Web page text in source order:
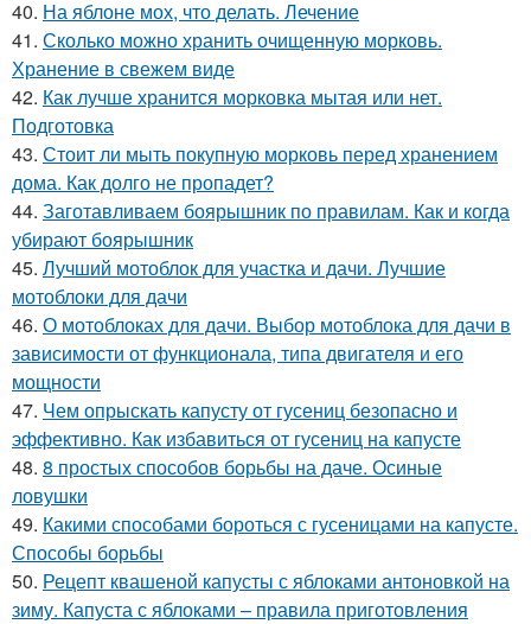
40. На яблоне мох, что делать. Лечение
41. Сколько можно хранить очищенную морковь.
Хранение в свежем виде
42. Как лучше хранится морковка мытая или нет.
Подготовка
43. Стоит ли мыть покупную морковь перед хранением
дома. Как долго не пропадет?
44. Заготавливаем боярышник по правилам. Как и когда
убирают боярышник
45. Лучший мотоблок для участка и дачи. Лучшие
мотоблоки для дачи
46. О мотоблоках для дачи. Выбор мотоблока для дачи в
зависимости от функционала, типа двигателя и его
мощности
47. Чем опрыскать капусту от гусениц безопасно и
эффективно. Как избавиться от гусениц на капусте
48. 8 простых способов борьбы на даче. Осиные
ловушки
49. Какими способами бороться с гусеницами на капусте.
Способы борьбы
50. Рецепт квашеной капусты с яблоками антоновкой на
зиму. Капуста с яблоками – правила приготовления